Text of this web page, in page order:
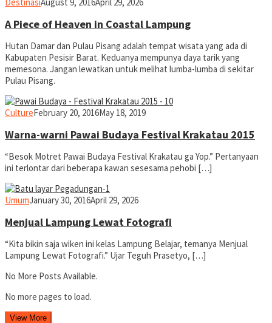
A Piece of Heaven in Coastal Lampung
Hutan Damar dan Pulau Pisang adalah tempat wisata yang ada di
Kabupaten Pesisir Barat. Keduanya mempunya daya tarik yang
memesona. Jangan lewatkan untuk melihat lumba-lumba di sekitar
Pulau Pisang.
Cultureyopiefranz
February 20, 2016May 18, 2019
Warna-warni Pawai Budaya Festival Krakatau 2015
“Besok Motret Pawai Budaya Festival Krakatau ga Yop.” Pertanyaan
ini terlontar dari beberapa kawan sesesama pehobi […]
Umum yopiefranz
January 30, 2016April 29, 2026
Menjual Lampung Lewat Fotografi
“Kita bikin saja wiken ini kelas Lampung Belajar, temanya Menjual
Lampung Lewat Fotografi.” Ujar Teguh Prasetyo, […]
No More Posts Available.
No more pages to load.
View More